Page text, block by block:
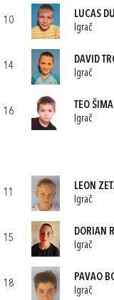
10
LUCAS
Igrač
14
DAVID
Igrač
16
TEO
Igrač
11
LEON
Igrač
15
DORIAN
Igrač
18
PAVAO
Igrač